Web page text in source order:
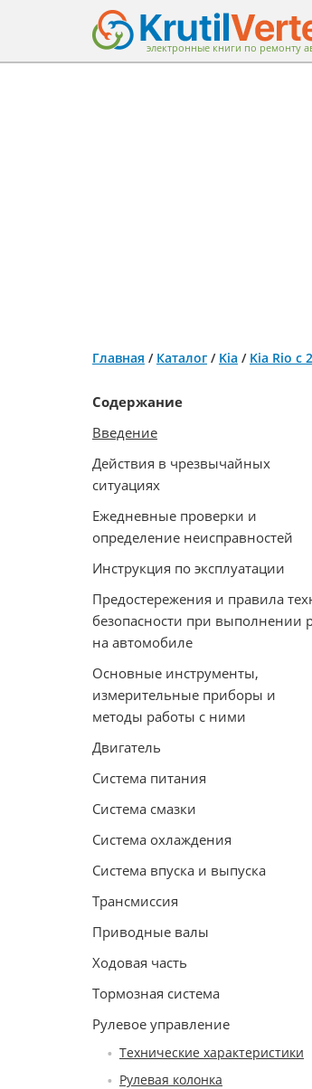
электронные книги по ремонту
Главная / Каталог / Kia / Kia Rio с
Содержание
Введение
Действия в чрезвычайных
ситуациях
Ежедневные проверки и
определение неисправностей
Инструкция по эксплуатации
Предостережения и правила
безопасности при выполнении
на автомобиле
Основные инструменты,
измерительные приборы и
методы работы с ними
Двигатель
Система питания
Система смазки
Система охлаждения
Система впуска и выпуска
Трансмиссия
Приводные валы
Ходовая часть
Тормозная система
Рулевое управление
Технические характеристики
Рулевая колонка